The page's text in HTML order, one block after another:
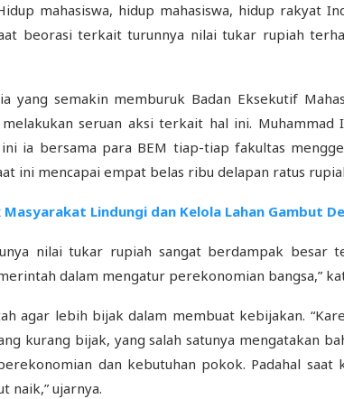
mahasiswa, hidup mahasiswa, hidup rakyat
beorasi terkait turunnya nilai tukar rupiah
yang semakin memburuk Badan Eksekutif
seruan aksi terkait hal ini. Muhammad
ia bersama para BEM tiap-tiap fakultas
ini mencapai empat belas ribu delapan ratus
Masyarakat Lindungi dan Kelola Lahan Gambut
nilai tukar rupiah sangat berdampak besar
dalam mengatur perekonomian bangsa,”
agar lebih bijak dalam membuat kebijakan.
kurang bijak, yang salah satunya mengatakan
dan kebutuhan pokok. Padahal saat
naik,” ujarnya.